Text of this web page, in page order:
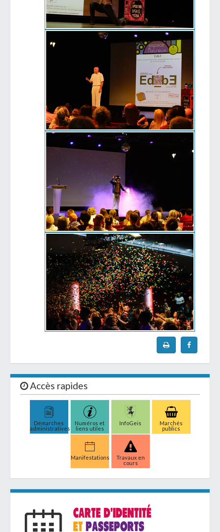
Accès rapides
Démarches
administratives
Numéros et
liens utiles
InfoGeis
Marchés
publics
Manifestations
Travaux en
cours